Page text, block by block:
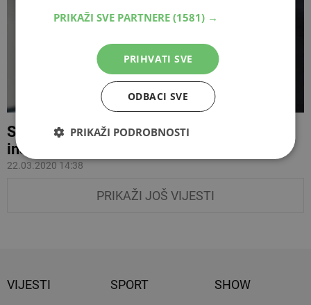
Suspendiran uhićeni federalni sanitarni
inspektor
22.03.2020 14:38
PRIKAŽI JOŠ VIJESTI
VIJESTI SPORT SHOW
PRIKAŽI SVE PARTNERE (1581) →
PRIHVATI SVE
ODBACI SVE
PRIKAŽI PODROBNOSTI